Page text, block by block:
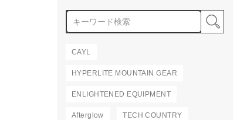
CAYL
HYPERLITE MOUNTAIN GEAR
ENLIGHTENED EQUIPMENT
Afterglow TECH COUNTRY